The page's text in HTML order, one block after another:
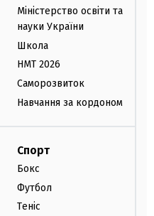
Міністерство освіти та
науки України
Школа
НМТ 2026
Саморозвиток
Навчання за кордоном
Спорт
Бокс
Футбол
Теніс